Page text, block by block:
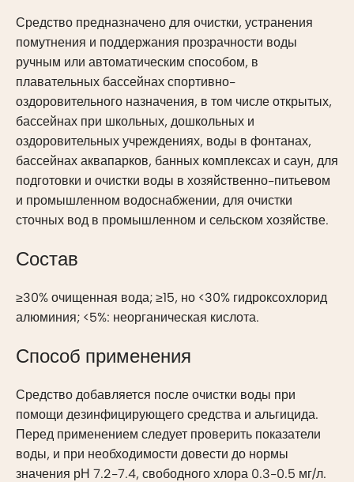
Средство предназначено для очистки, устранения
помутнения и поддержания прозрачности воды
ручным или автоматическим способом, в
плавательных бассейнах спортивно-
оздоровительного назначения, в том числе открытых,
бассейнах при школьных, дошкольных и
оздоровительных учреждениях, воды в фонтанах,
бассейнах аквапарков, банных комплексах и саун, для
подготовки и очистки воды в хозяйственно-питьевом
и промышленном водоснабжении, для очистки
сточных вод в промышленном и сельском хозяйстве.
Состав
≥30% очищенная вода; ≥15, но <30% гидроксохлорид
алюминия; <5%: неорганическая кислота.
Способ применения
Средство добавляется после очистки воды при
помощи дезинфицирующего средства и альгицида.
Перед применением следует проверить показатели
воды, и при необходимости довести до нормы
значения рН 7.2-7.4, свободного хлора 0.3-0.5 мг/л.